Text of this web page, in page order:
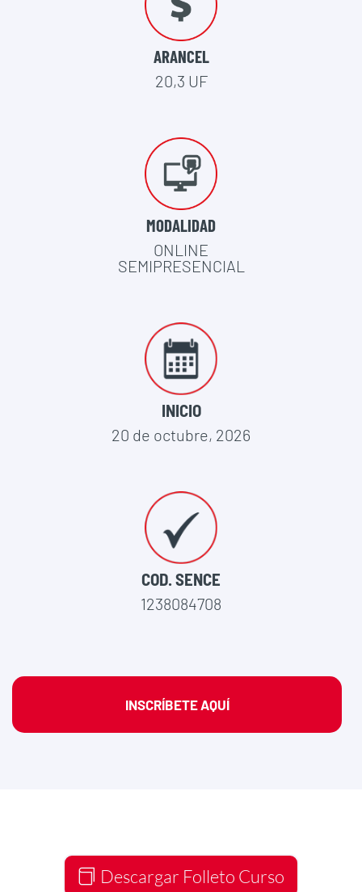
ARANCEL
20,3 UF
MODALIDAD
ONLINE
SEMIPRESENCIAL
INICIO
20 de octubre, 2026
COD. SENCE
1238084708
INSCRÍBETE AQUÍ
Descargar Folleto Curso